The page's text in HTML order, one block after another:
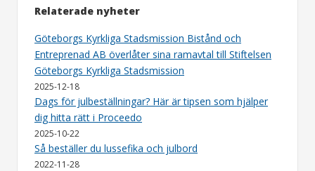
Relaterade nyheter
Göteborgs Kyrkliga Stadsmission Bistånd och
Entreprenad AB överlåter sina ramavtal till Stiftelsen
Göteborgs Kyrkliga Stadsmission
2025-12-18
Dags för julbeställningar? Här är tipsen som hjälper
dig hitta rätt i Proceedo
2025-10-22
Så beställer du lussefika och julbord
2022-11-28